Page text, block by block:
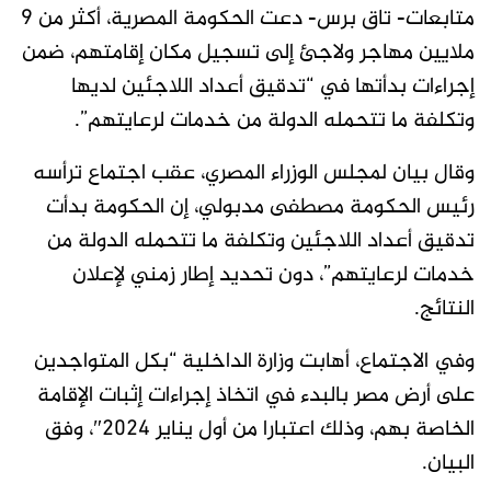
متابعات- تاق برس- دعت الحكومة المصرية، أكثر من 9
ملايين مهاجر ولاجئ إلى تسجيل مكان إقامتهم، ضمن
إجراءات بدأتها في “تدقيق أعداد اللاجئين لديها
وتكلفة ما تتحمله الدولة من خدمات لرعايتهم”.
وقال بيان لمجلس الوزراء المصري، عقب اجتماع ترأسه
رئيس الحكومة مصطفى مدبولي، إن الحكومة بدأت
تدقيق أعداد اللاجئين وتكلفة ما تتحمله الدولة من
خدمات لرعايتهم”، دون تحديد إطار زمني لإعلان
النتائج.
وفي الاجتماع، أهابت وزارة الداخلية “بكل المتواجدين
على أرض مصر بالبدء في اتخاذ إجراءات إثبات الإقامة
الخاصة بهم، وذلك اعتبارا من أول يناير 2024″، وفق
البيان.